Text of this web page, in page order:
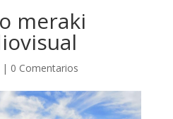
meraki
0 Comentarios